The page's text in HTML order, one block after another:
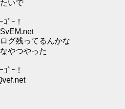
いで
ﾞｰ！
グ残ってるんかな
やつやった
ﾞｰ！